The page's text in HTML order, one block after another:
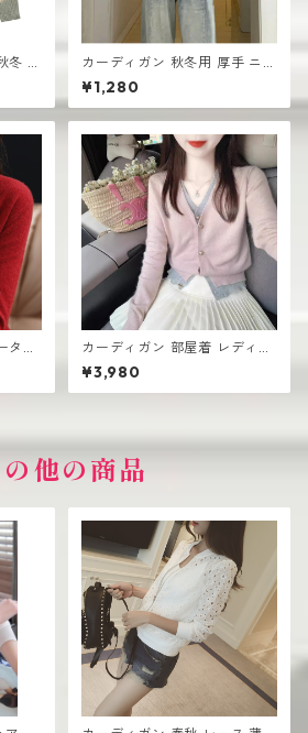
冬 新
カーディガン 秋冬用 厚手 ニッ
ト生地 レディース 羽織り シン
プル おしゃれ
¥1,280
ター
シ
カーディガン 部屋着 レディー
ス 薄手 高見え シンプル おし
ゃれ 韓国風
¥3,980
の他の商品